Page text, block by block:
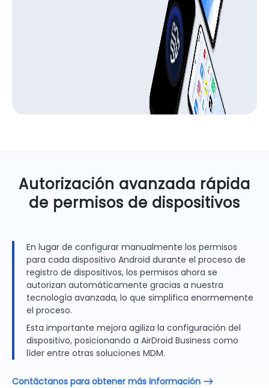
Autorización avanzada rápida
de permisos de dispositivos
En lugar de configurar manualmente los permisos
para cada dispositivo Android durante el proceso de
registro de dispositivos, los permisos ahora se
autorizan automáticamente gracias a nuestra
tecnología avanzada, lo que simplifica enormemente
el proceso.
Esta importante mejora agiliza la configuración del
dispositivo, posicionando a AirDroid Business como
líder entre otras soluciones MDM.
Contáctanos para obtener más información